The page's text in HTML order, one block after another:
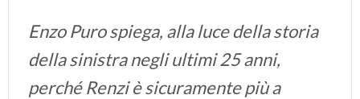
Enzo Puro spiega, alla luce della storia
della sinistra negli ultimi 25 anni,
perché Renzi è sicuramente più a